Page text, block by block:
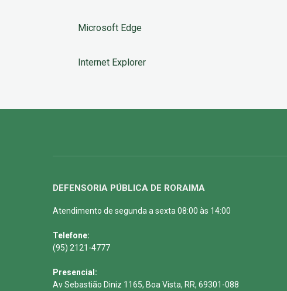
Microsoft Edge
Internet Explorer
DEFENSORIA PÚBLICA DE RORAIMA
Atendimento de segunda a sexta 08:00 às 14:00
Telefone:
(95) 2121-4777
Presencial:
Av Sebastião Diniz 1165, Boa Vista, RR, 69301-088